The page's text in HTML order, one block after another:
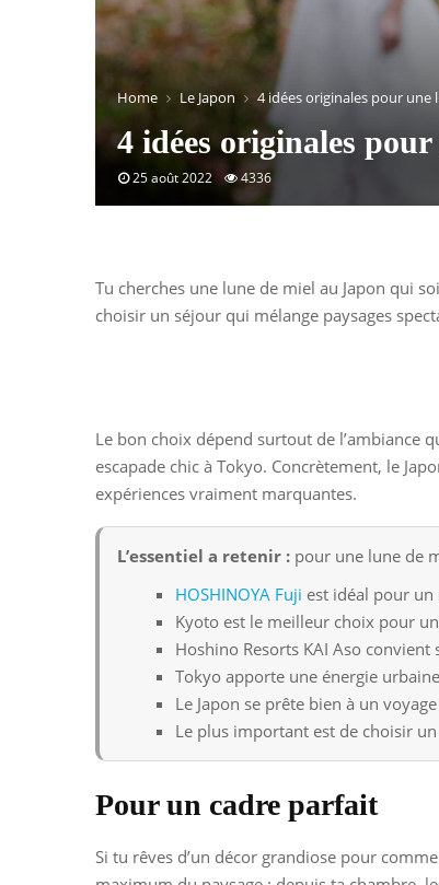
Home Le Japon 4 idées originales pour une
4 idées originales
25 août 2022 4336
Tu cherches une lune de miel au Japon qui
choisir un séjour qui mélange paysages
Le bon choix dépend surtout de l’ambiance
escapade chic à Tokyo. Concrètement, le
expériences vraiment marquantes.
L’essentiel a retenir : pour une lune de
HOSHINOYA Fuji est idéal pour un
Kyoto est le meilleur choix pour
Hoshino Resorts KAI Aso
Tokyo apporte une énergie
Le Japon se prête bien à un
Le plus important est de choisir
Pour un cadre parfait
Si tu rêves d’un décor grandiose pour